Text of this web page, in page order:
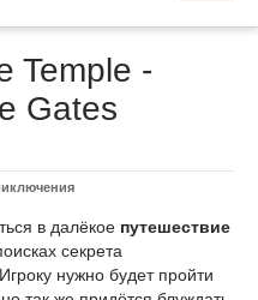
Temple -
Gates
в далёкое путешествие
секрета
нужно будет пройти